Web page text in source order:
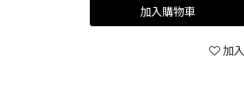
加入購物車
加